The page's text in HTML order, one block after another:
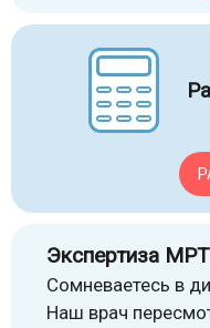
Экспертиза МРТ
Сомневаетесь в
Наш врач